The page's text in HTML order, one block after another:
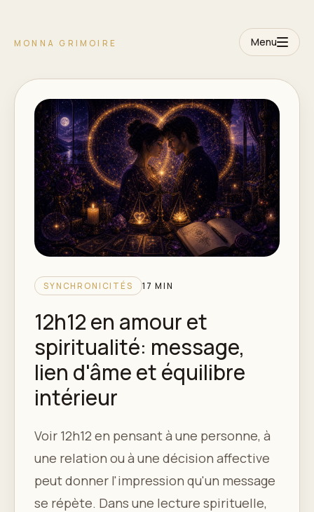
MONNA GRIMOIRE Menu
SYNCHRONICITÉS 17 MIN
12h12 en amour et
spiritualité: message,
lien d'âme et équilibre
intérieur
Voir 12h12 en pensant à une personne, à
une relation ou à une décision affective
peut donner l'impression qu'un message
se répète. Dans une lecture spirituelle,